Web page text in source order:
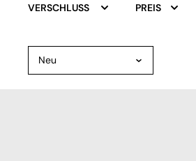
VERSCHLUSS PREIS